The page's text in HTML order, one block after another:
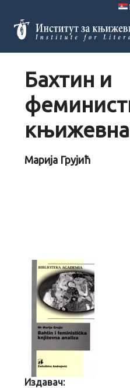
Бахтин и
књижевна
Марија Грујић
Издавач: